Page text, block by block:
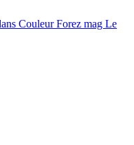
Couleur Forez mag Le